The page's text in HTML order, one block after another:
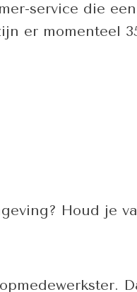
service die
er momenteel
Houd je